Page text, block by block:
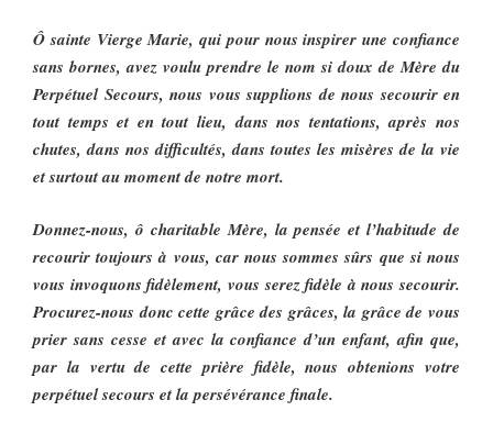
Ô sainte Vierge Marie, qui pour nous inspirer une confiance
sans bornes, avez voulu prendre le nom si doux de Mère du
Perpétuel Secours, nous vous supplions de nous secourir en
tout temps et en tout lieu, dans nos tentations, après nos
chutes, dans nos difficultés, dans toutes les misères de la vie
et surtout au moment de notre mort.
Donnez-nous, ô charitable Mère, la pensée et l’habitude de
recourir toujours à vous, car nous sommes sûrs que si nous
vous invoquons fidèlement, vous serez fidèle à nous secourir.
Procurez-nous donc cette grâce des grâces, la grâce de vous
prier sans cesse et avec la confiance d’un enfant, afin que,
par la vertu de cette prière fidèle, nous obtenions votre
perpétuel secours et la persévérance finale.